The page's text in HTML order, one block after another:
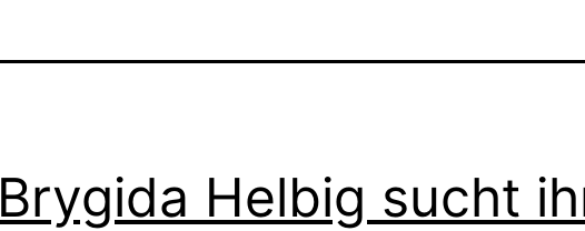
Brygida Helbig sucht